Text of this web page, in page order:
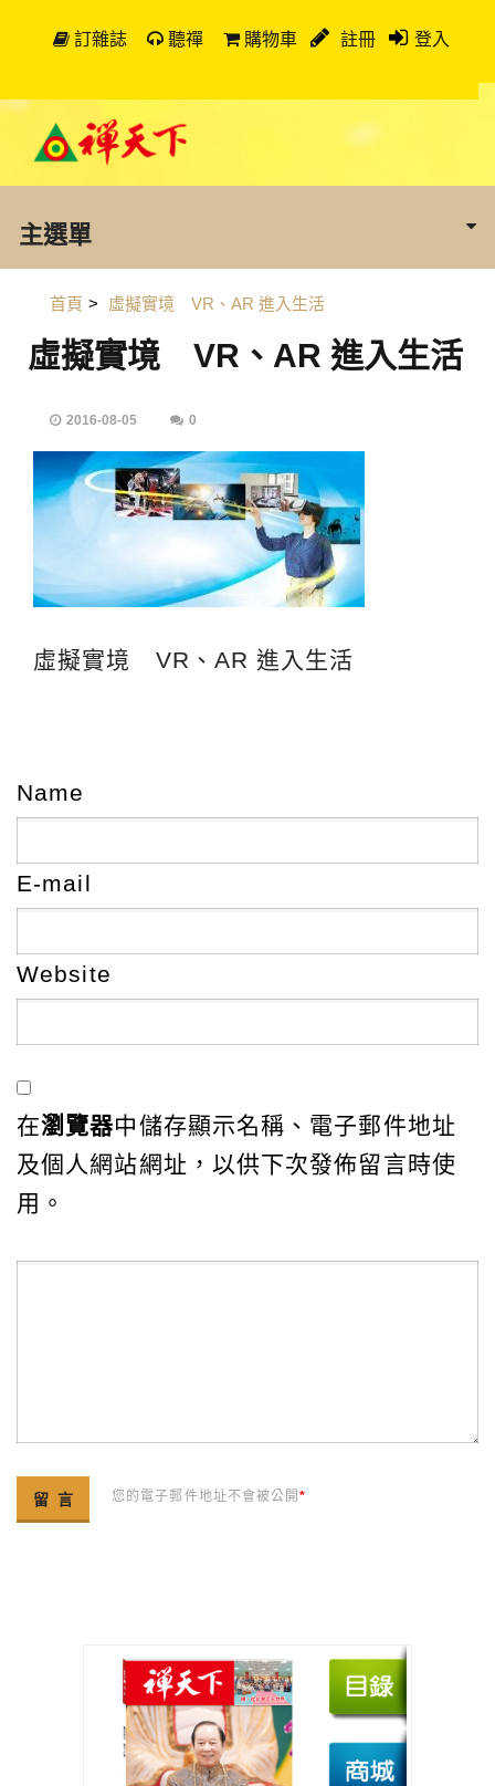
訂雜誌 聽禪 購物車 註冊 登入
主選單
首頁 > 虛擬實境 VR、AR 進入生活
虛擬實境 VR、AR 進入生活
2016-08-05 0
虛擬實境 VR、AR 進入生活
Name
E-mail
Website
在瀏覽器中儲存顯示名稱、電子郵件地址
及個人網站網址，以供下次發佈留言時使
用。
您的電子郵件地址不會被公開*